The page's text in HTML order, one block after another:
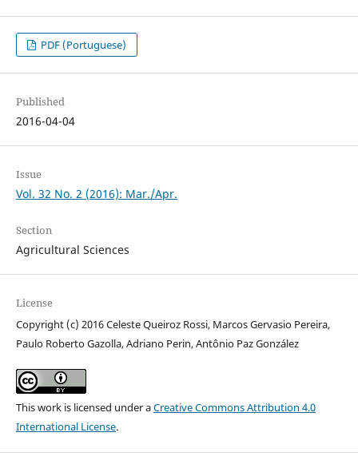
PDF (Portuguese)
Published
2016-04-04
Issue
Vol. 32 No. 2 (2016): Mar./Apr.
Section
Agricultural Sciences
License
Copyright (c) 2016 Celeste Queiroz Rossi, Marcos Gervasio Pereira,
Paulo Roberto Gazolla, Adriano Perin, Antônio Paz González
This work is licensed under aCreative Commons Attribution 4.0
International License.